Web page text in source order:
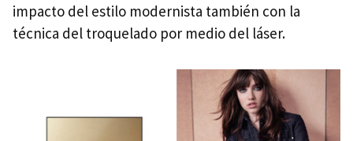
impacto del estilo modernista también con la
técnica del troquelado por medio del láser.